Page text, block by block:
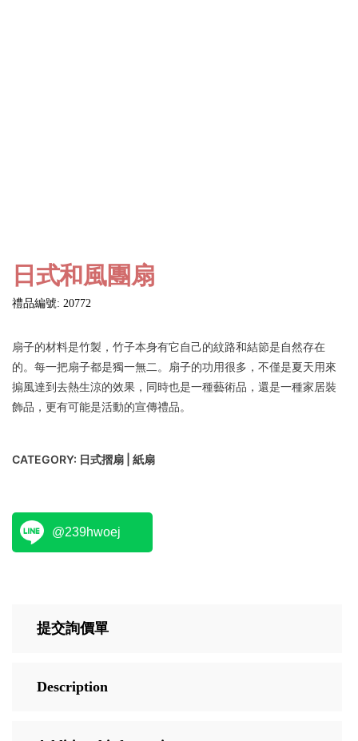
日式和風團扇
禮品編號: 20772
扇子的材料是竹製，竹子本身有它自己的紋路和結節是自然存在
的。每一把扇子都是獨一無二。扇子的功用很多，不僅是夏天用來
搧風達到去熱生涼的效果，同時也是一種藝術品，還是一種家居裝
飾品，更有可能是活動的宣傳禮品。
CATEGORY: 日式摺扇 | 紙扇
@239hwoej
提交詢價單
Description